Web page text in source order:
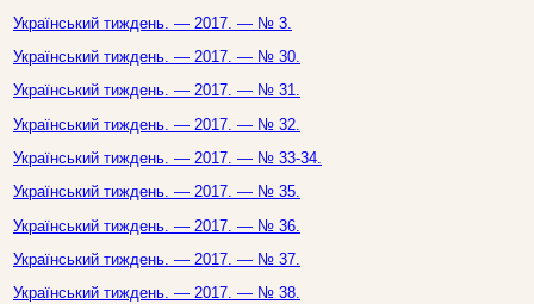
Український тиждень. — 2017. — № 3.
Український тиждень. — 2017. — № 30.
Український тиждень. — 2017. — № 31.
Український тиждень. — 2017. — № 32.
Український тиждень. — 2017. — № 33-34.
Український тиждень. — 2017. — № 35.
Український тиждень. — 2017. — № 36.
Український тиждень. — 2017. — № 37.
Український тиждень. — 2017. — № 38.